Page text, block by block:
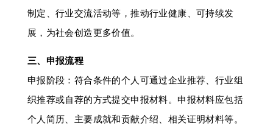
制定、行业交流活动等，推动行业健康、可持续发
展，为社会创造更多价值。
三、申报流程
申报阶段：符合条件的个人可通过企业推荐、行业组
织推荐或自荐的方式提交申报材料。申报材料应包括
个人简历、主要成就和贡献介绍、相关证明材料等。